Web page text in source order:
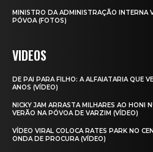
MINISTRO DA ADMINISTRAÇÃO INTERNA
PÓVOA (FOTOS)
VIDEOS
DE PAI PARA FILHO: A ALFAIATARIA QUE
ANOS (VÍDEO)
NICKY JAM ARRASTA MILHARES AO HONI
VERÃO NA PÓVOA DE VARZIM (VÍDEO)
VÍDEO VIRAL COLOCA RATES PARK NO
ONDA DE PROCURA (VÍDEO)